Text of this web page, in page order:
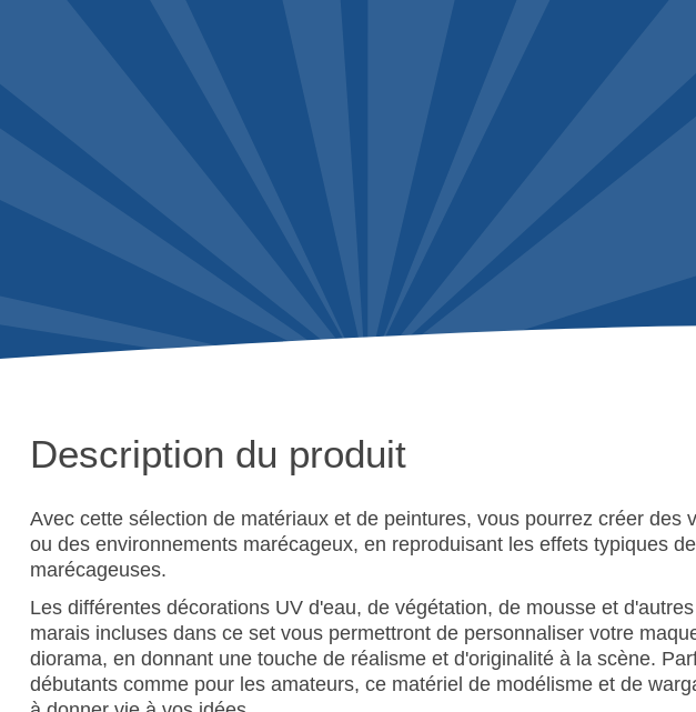
Description du produit
Avec cette sélection de matériaux et de peintures, vous pourrez créer des
ou des environnements marécageux, en reproduisant les effets typiques
marécageuses.
Les différentes décorations UV d'eau, de végétation, de mousse et
marais incluses dans ce set vous permettront de personnaliser votre
diorama, en donnant une touche de réalisme et d'originalité à la scène.
débutants comme pour les amateurs, ce matériel de modélisme et de